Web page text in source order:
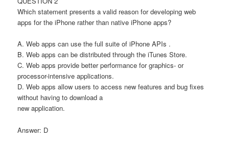
Which statement presents a valid reason for developing web
apps for the iPhone rather than native iPhone apps?
A. Web apps can use the full suite of iPhone APIs .
B. Web apps can be distributed through the iTunes Store.
C. Web apps provide better performance for graphics- or
processor-intensive applications.
D. Web apps allow users to access new features and bug fixes
without having to download a
new application.
Answer: D